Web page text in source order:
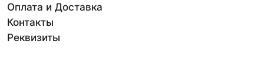
Оплата и Доставка
Контакты
Реквизиты